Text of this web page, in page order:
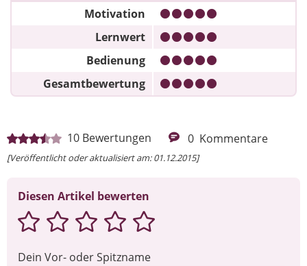
Motivation
Lernwert
Bedienung
Gesamtbewertung
10 Bewertungen 0 Kommentare
[Veröffentlicht oder aktualisiert am: 01.12.2015]
Diesen Artikel bewerten
Dein Vor- oder Spitzname